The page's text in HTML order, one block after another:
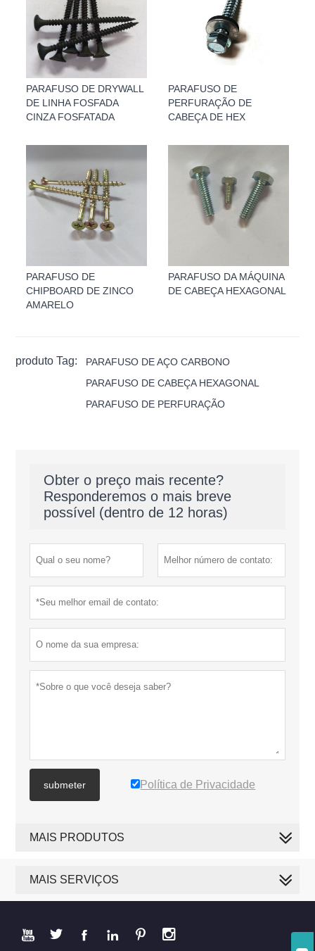
PARAFUSO DE DRYWALL
DE LINHA FOSFADA
CINZA FOSFATADA
PARAFUSO DE
PERFURAÇÃO DE
CABEÇA DE HEX
PARAFUSO DE
CHIPBOARD DE ZINCO
AMARELO
PARAFUSO DA MÁQUINA
DE CABEÇA HEXAGONAL
produto Tag:
PARAFUSO DE AÇO CARBONO
PARAFUSO DE CABEÇA HEXAGONAL
PARAFUSO DE PERFURAÇÃO
Obter o preço mais recente?
Responderemos o mais breve
possível (dentro de 12 horas)
submeter Política de Privacidade
MAIS PRODUTOS
MAIS SERVIÇOS
     